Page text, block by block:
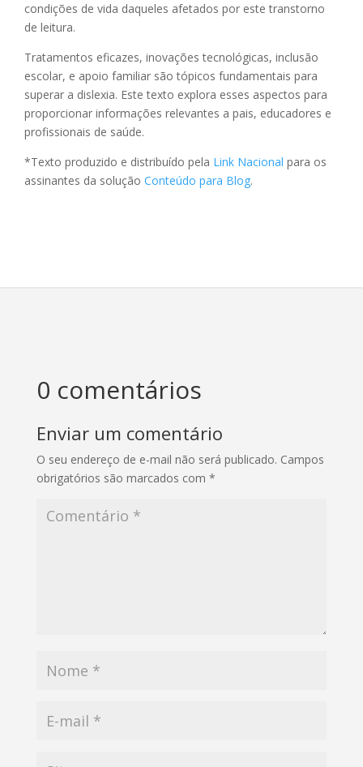
condições de vida daqueles afetados por este transtorno
de leitura.
Tratamentos eficazes, inovações tecnológicas, inclusão
escolar, e apoio familiar são tópicos fundamentais para
superar a dislexia. Este texto explora esses aspectos para
proporcionar informações relevantes a pais, educadores e
profissionais de saúde.
*Texto produzido e distribuído pela Link Nacional para os
assinantes da solução Conteúdo para Blog.
0 comentários
Enviar um comentário
O seu endereço de e-mail não será publicado. Campos
obrigatórios são marcados com *